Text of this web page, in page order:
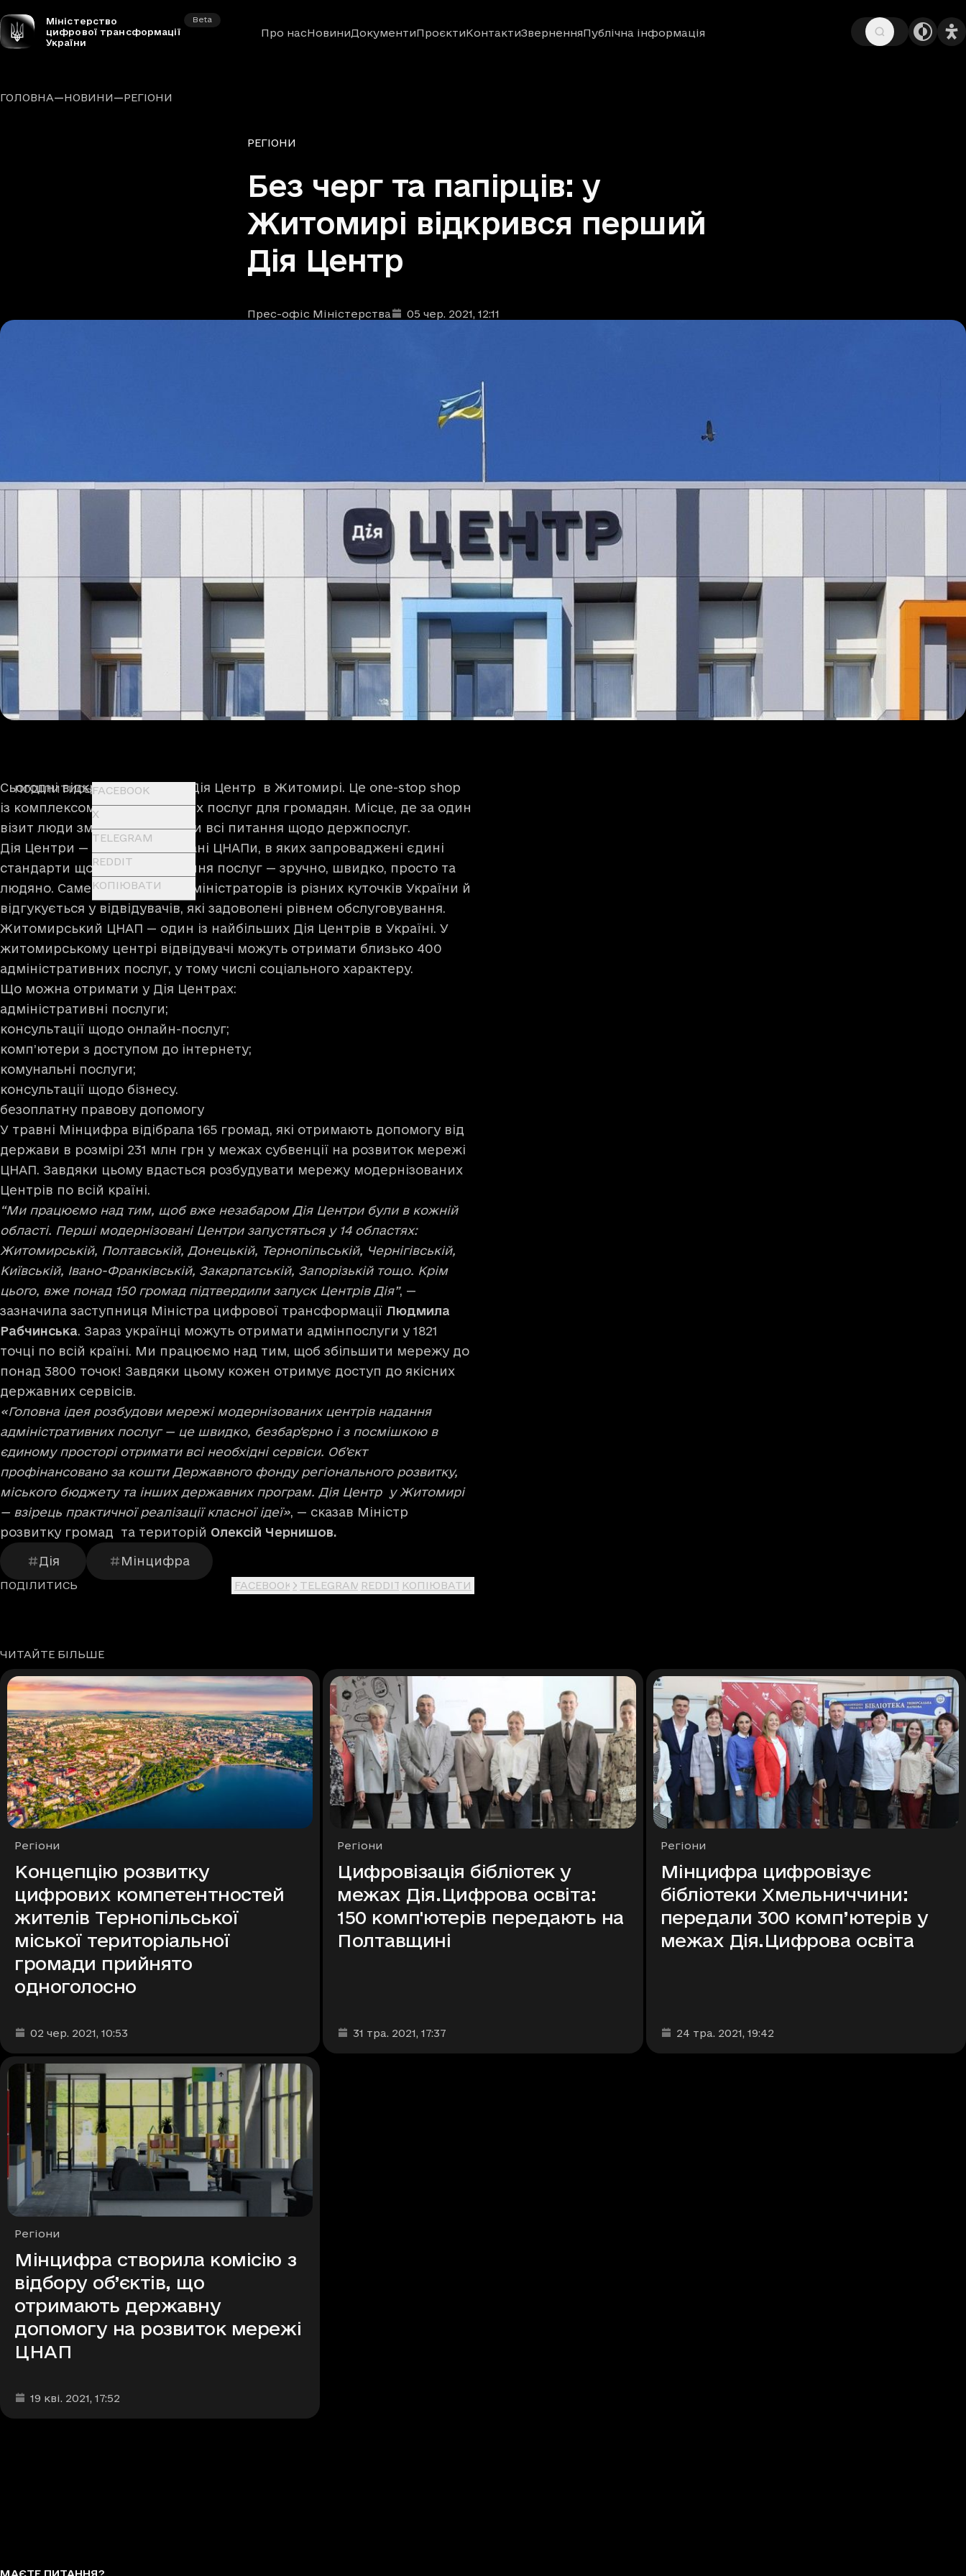
Міністерство
цифрової трансформації
України
Beta
Про насНовиниДокументиПроєктиКонтактиЗверненняПублічна інформація
ГОЛОВНА—НОВИНИ—РЕГІОНИ
Рубрики
РЕГІОНИ
Без черг та папірців: у
Житомирі відкрився перший
Дія Центр
Автори
Прес-офіс Міністерства
Дата та час публікації: 05 чер. 2021, 12:11
ПОДІЛИТИСЬFACEBOOK
X
TELEGRAM
REDDIT
КОПІЮВАТИ
Сьогодні відкрився перший Дія Центр в Житомирі. Це one-stop shop
із комплексом усіх необхідних послуг для громадян. Місце, де за один
візит люди зможуть вирішити всі питання щодо держпослуг.
Дія Центри — це модернізовані ЦНАПи, в яких запроваджені єдині
стандарти щодо якості надання послуг — зручно, швидко, просто та
людяно. Саме це об’єднує адміністраторів із різних куточків України й
відгукується у відвідувачів, які задоволені рівнем обслуговування.
Житомирський ЦНАП — один із найбільших Дія Центрів в Україні. У
житомирському центрі відвідувачі можуть отримати близько 400
адміністративних послуг, у тому числі соціального характеру.
Що можна отримати у Дія Центрах:
адміністративні послуги;
консультації щодо онлайн-послуг;
комп’ютери з доступом до інтернету;
комунальні послуги;
консультації щодо бізнесу.
безоплатну правову допомогу
У травні Мінцифра відібрала 165 громад, які отримають допомогу від
держави в розмірі 231 млн грн у межах субвенції на розвиток мережі
ЦНАП. Завдяки цьому вдасться розбудувати мережу модернізованих
Центрів по всій країні.
“Ми працюємо над тим, щоб вже незабаром Дія Центри були в кожній
області. Перші модернізовані Центри запустяться у 14 областях:
Житомирській, Полтавській, Донецькій, Тернопільській, Чернігівській,
Київській, Івано-Франківській, Закарпатській, Запорізькій тощо. Крім
цього, вже понад 150 громад підтвердили запуск Центрів Дія”, —
зазначила заступниця Міністра цифрової трансформації Людмила
Рабчинська. Зараз українці можуть отримати адмінпослуги у 1821
точці по всій країні. Ми працюємо над тим, щоб збільшити мережу до
понад 3800 точок! Завдяки цьому кожен отримує доступ до якісних
державних сервісів.
«Головна ідея розбудови мережі модернізованих центрів надання
адміністративних послуг — це швидко, безбар‘єрно і з посмішкою в
єдиному просторі отримати всі необхідні сервіси. Об’єкт
профінансовано за кошти Державного фонду регіонального розвитку,
міського бюджету та інших державних програм. Дія Центр у Житомирі
— взірець практичної реалізації класної ідеї», — сказав Міністр
розвитку громад та територій Олексій Чернишов.
Дія Мінцифра
ПОДІЛИТИСЬ FACEBOOK X TELEGRAM REDDIT КОПІЮВАТИ
ЧИТАЙТЕ БІЛЬШЕ
Рубрики
Регіони
Концепцію розвитку
цифрових компетентностей
жителів Тернопільської
міської територіальної
громади прийнято
одноголосно
Дата та час публікації
02 чер. 2021, 10:53
Рубрики
Регіони
Цифровізація бібліотек у
межах Дія.Цифрова освіта:
150 комп'ютерів передають на
Полтавщині
Дата та час публікації
31 тра. 2021, 17:37
Рубрики
Регіони
Мінцифра цифровізує
бібліотеки Хмельниччини:
передали 300 комп’ютерів у
межах Дія.Цифрова освіта
Дата та час публікації
24 тра. 2021, 19:42
Рубрики
Регіони
Мінцифра створила комісію з
відбору об’єктів, що
отримають державну
допомогу на розвиток мережі
ЦНАП
Дата та час публікації
19 кві. 2021, 17:52
МАЄТЕ ПИТАННЯ?